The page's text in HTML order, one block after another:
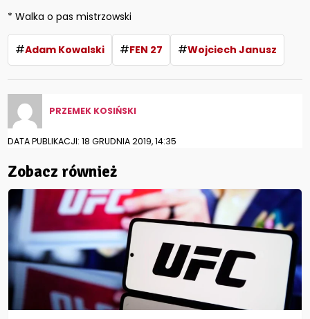
* Walka o pas mistrzowski
#Adam Kowalski #FEN 27 #Wojciech Janusz
PRZEMEK KOSIŃSKI
DATA PUBLIKACJI: 18 GRUDNIA 2019, 14:35
Zobacz również